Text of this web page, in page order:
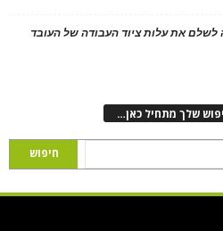
לשלם את עלות ציוד העבודה של העובד
שלך מתחיל כאן…